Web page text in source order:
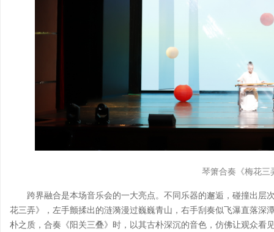
琴箫合奏《梅花三
跨界融合是本场音乐会的一大亮点。不同乐器的邂逅，碰撞出层
花三弄》，左手颤揉出的涟漪漫过巍巍青山，右手刮奏似飞瀑直落深
朴之质，合奏《阳关三叠》时，以其古朴深沉的音色，仿佛让观众看